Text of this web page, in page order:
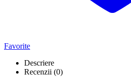
Favorite
Descriere
Recenzii (0)